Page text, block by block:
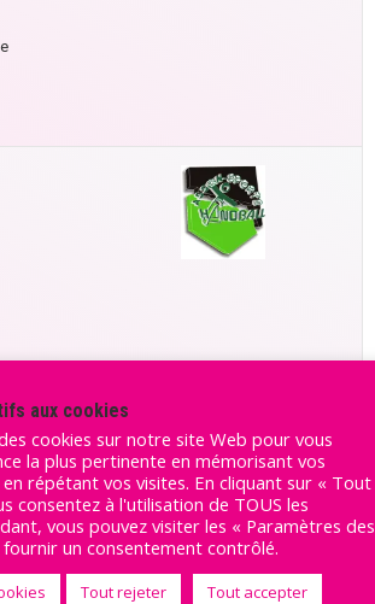
aux cookies
cookies sur notre site Web pour vous
la plus pertinente en mémorisant vos
répétant vos visites. En cliquant sur « Tout
consentez à l'utilisation de TOUS les
vous pouvez visiter les « Paramètres des
un consentement contrôlé.
Tout rejeter Tout accepter